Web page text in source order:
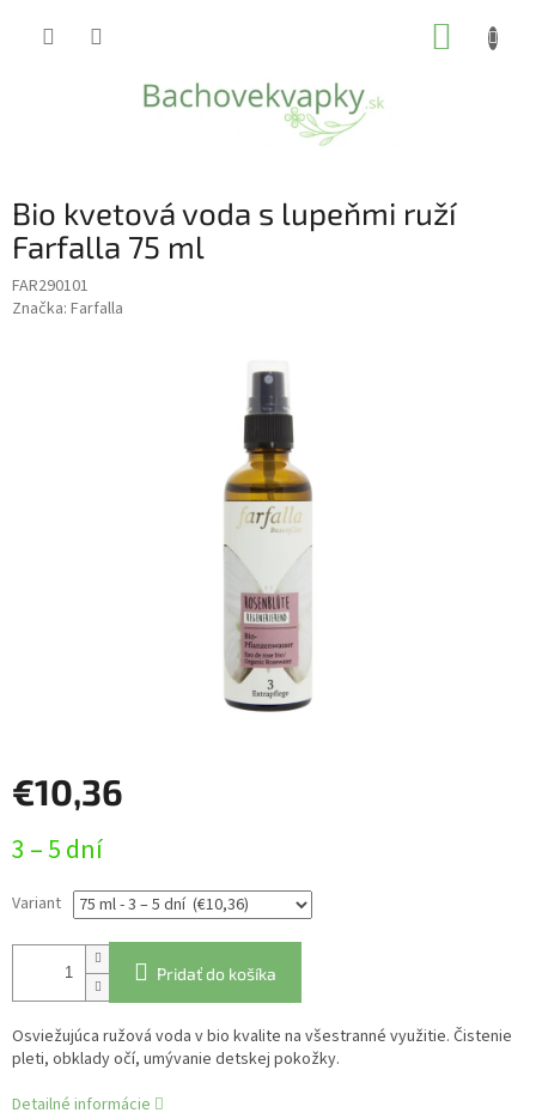
Bio kvetová voda s lupeňmi ruží
Farfalla 75 ml
FAR290101
Značka: Farfalla
€10,36
cena:
3 – 5 dní
Variant
Pridať do košíka
Osviežujúca ružová voda v bio kvalite na všestranné využitie. Čistenie
pleti, obklady očí, umývanie detskej pokožky.
Detailné informácie